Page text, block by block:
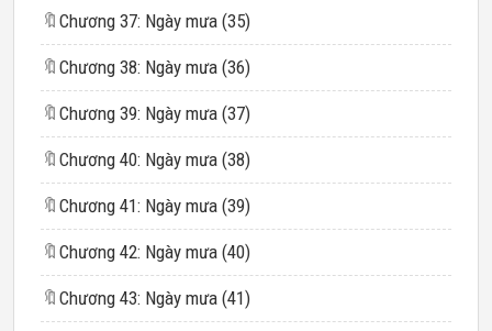
🔖 Chương 37: Ngày mưa (35)
🔖 Chương 38: Ngày mưa (36)
🔖 Chương 39: Ngày mưa (37)
🔖 Chương 40: Ngày mưa (38)
🔖 Chương 41: Ngày mưa (39)
🔖 Chương 42: Ngày mưa (40)
🔖 Chương 43: Ngày mưa (41)